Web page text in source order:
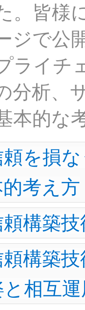
。皆様
ジで公
ライチ
分析、
本的な
を損な
考え方
構築技
構築技
相互